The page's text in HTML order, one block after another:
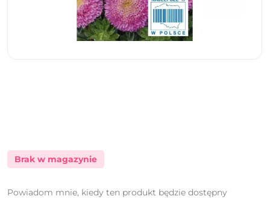
Brak w magazynie
Powiadom mnie, kiedy ten produkt będzie dostępny